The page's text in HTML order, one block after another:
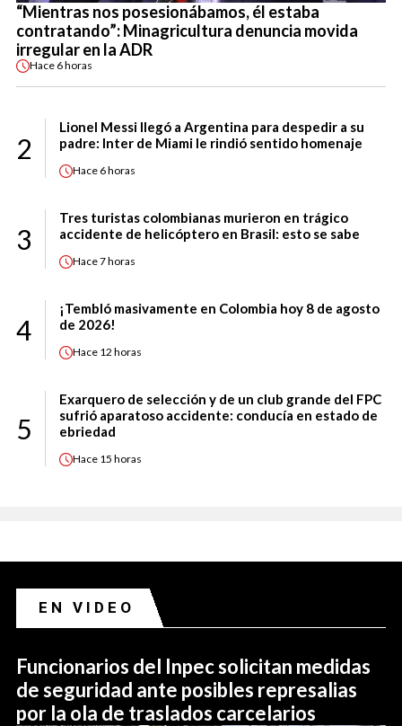
“Mientras nos posesionábamos, él estaba
contratando”: Minagricultura denuncia movida
irregular en la ADR
Hace 6 horas
2
Lionel Messi llegó a Argentina para despedir a su
padre: Inter de Miami le rindió sentido homenaje
Hace 6 horas
3
Tres turistas colombianas murieron en trágico
accidente de helicóptero en Brasil: esto se sabe
Hace7 horas
4
¡Tembló masivamente en Colombia hoy 8 de agosto
de 2026!
Hace 12 horas
5
Exarquero de selección y de un club grande del FPC
sufrió aparatoso accidente: conducía en estado de
ebriedad
Hace 15 horas
EN VIDEO
Funcionarios del Inpec solicitan medidas
de seguridad ante posibles represalias
por la ola de traslados carcelarios